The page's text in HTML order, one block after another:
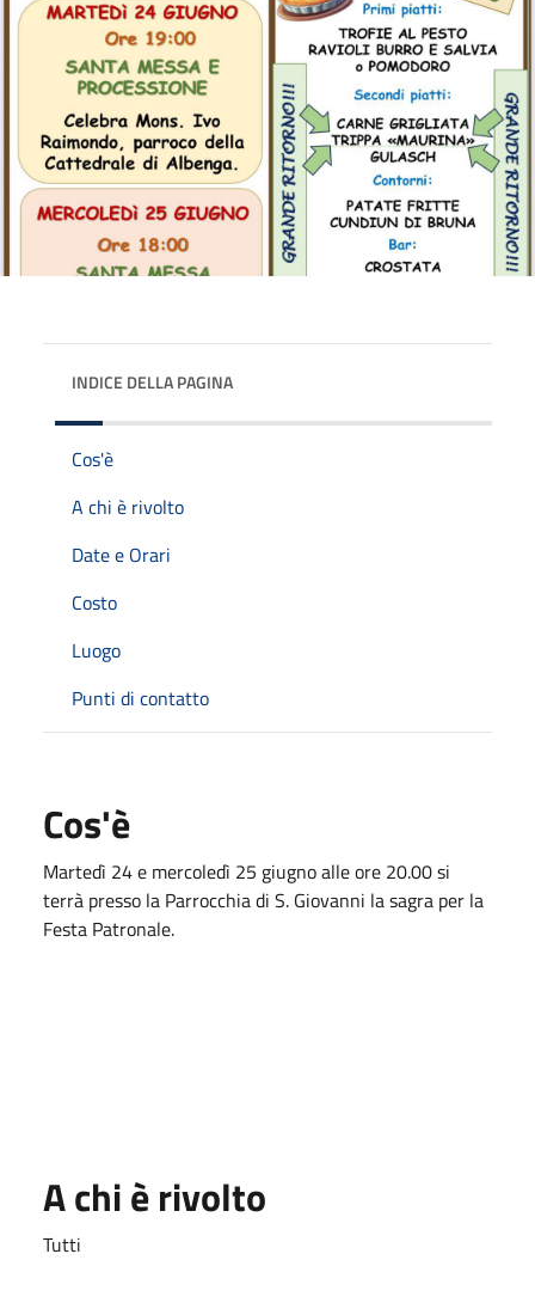
INDICE DELLA PAGINA
Cos'è
A chi è rivolto
Date e Orari
Costo
Luogo
Punti di contatto
Cos'è
Martedì 24 e mercoledì 25 giugno alle ore 20.00 si
terrà presso la Parrocchia di S. Giovanni la sagra per la
Festa Patronale.
A chi è rivolto
Tutti